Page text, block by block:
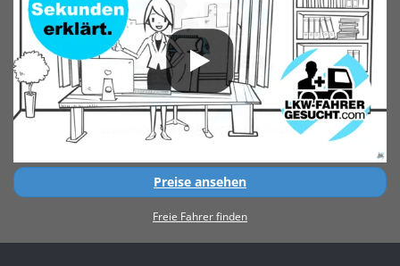
Preise ansehen
Freie Fahrer finden